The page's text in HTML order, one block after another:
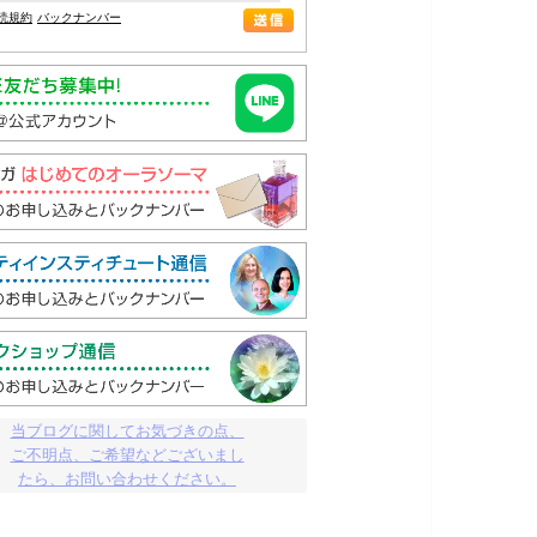
規約 バックナンバー
当ブログに関してお気づきの点、
ご不明点、ご希望などございまし
たら、お問い合わせください。